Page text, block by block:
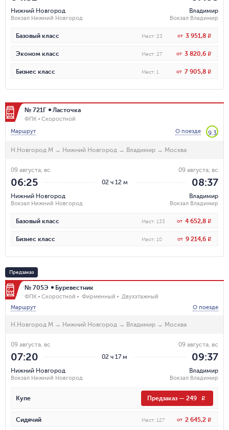
Нижний Новгород
Вокзал Нижний Новгород
Владимир
Вокзал Владимир
Базовый класс Мест: 23 от 3 951,8 R
Эконом класс Мест: 27 от 3 820,6 R
Бизнес класс Мест: 1 от 7 905,8 R
№ 721Г Ласточка
ФПК
Скоростной
Маршрут
О поезде 9.3
Н.Новгород М → Нижний Новгород → Владимир → Москва
02 ч 12 м
09 августа, вс
06:25
Нижний Новгород
Вокзал Нижний Новгород
09 августа, вс
08:37
Владимир
Вокзал Владимир
Базовый класс Мест: 133 от 4 652,8 R
Бизнес класс Мест: 10 от 9 214,6 R
Предзаказ
№ 705Э Буревестник
ФПК Скоростной Фирменный
Двухэтажный
Маршрут
О поезде
Н.Новгород М → Нижний Новгород → Владимир → Москва
02 ч 17 м
09 августа, вс
07:20
Нижний Новгород
Вокзал Нижний Новгород
09 августа, вс
09:37
Владимир
Вокзал Владимир
Купе Предзаказ — 249 R
Сидячий Мест: 127 от 2 645,2 R